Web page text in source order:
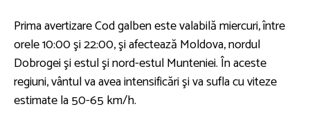
Prima avertizare Cod galben este valabilă miercuri, între
orele 10:00 şi 22:00, şi afectează Moldova, nordul
Dobrogei şi estul şi nord-estul Munteniei. În aceste
regiuni, vântul va avea intensificări şi va sufla cu viteze
estimate la 50-65 km/h.